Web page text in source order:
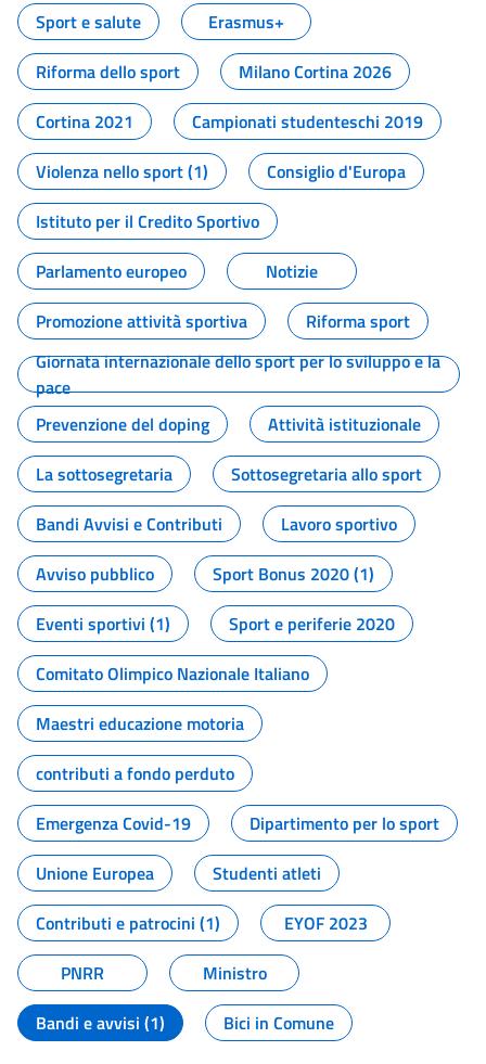
Sport e salute
Erasmus+
Riforma dello sport
Milano Cortina 2026
Cortina 2021
Campionati studenteschi 2019
Violenza nello sport (1)
Consiglio d'Europa
Istituto per il Credito Sportivo
Parlamento europeo
Notizie
Promozione attività sportiva
Riforma sport
Giornata internazionale dello sport per lo sviluppo e la
pace
Prevenzione del doping
Attività istituzionale
La sottosegretaria
Sottosegretaria allo sport
Bandi Avvisi e Contributi
Lavoro sportivo
Avviso pubblico
Sport Bonus 2020 (1)
Eventi sportivi (1)
Sport e periferie 2020
Comitato Olimpico Nazionale Italiano
Maestri educazione motoria
contributi a fondo perduto
Emergenza Covid-19
Dipartimento per lo sport
Unione Europea
Studenti atleti
Contributi e patrocini (1)
EYOF 2023
PNRR
Ministro
Bandi e avvisi (1)
Bici in Comune